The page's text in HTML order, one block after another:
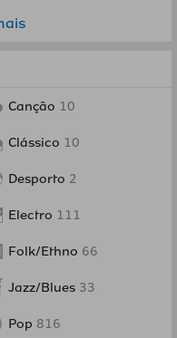
Canção 10
Clássico 10
Desporto 2
Electro 111
Folk/Ethno 66
Jazz/Blues 33
Pop 816